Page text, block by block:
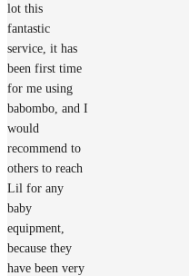
lot this
fantastic
service, it has
been first time
for me using
babombo, and I
would
recommend to
others to reach
Lil for any
baby
equipment,
because they
have been very